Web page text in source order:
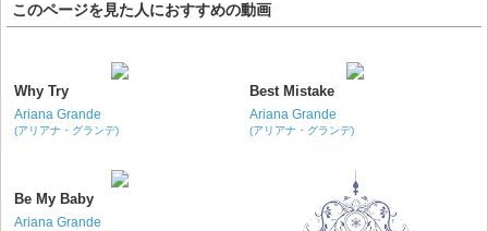
このページを見た人におすすめの動画
Why Try
Ariana Grande
(アリアナ・グランデ)
Best Mistake
Ariana Grande
(アリアナ・グランデ)
Be My Baby
Ariana Grande